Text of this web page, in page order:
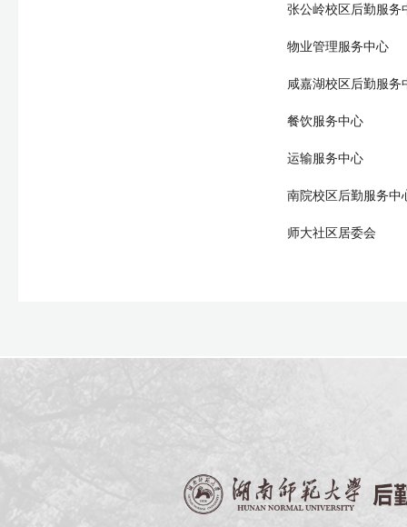
张公岭校区后勤服务
物业管理服务中心
咸嘉湖校区后勤服务
餐饮服务中心
运输服务中心
南院校区后勤服务中
师大社区居委会